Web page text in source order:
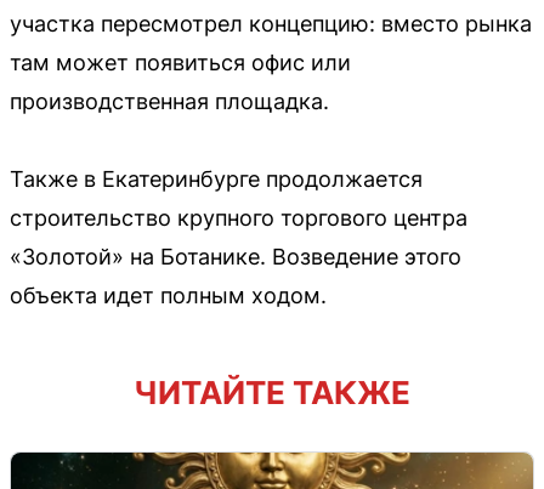
участка пересмотрел концепцию: вместо рынка
там может появиться офис или
производственная площадка.
Также в Екатеринбурге продолжается
строительство крупного торгового центра
«Золотой» на Ботанике. Возведение этого
объекта идет полным ходом.
ЧИТАЙТЕ ТАКЖЕ